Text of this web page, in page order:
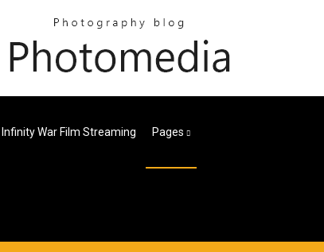
War Film Streaming Pages